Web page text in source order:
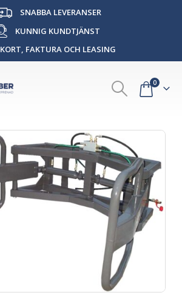
SNABBA LEVERANSER
KUNNIG KUNDTJÄNST
KORT, FAKTURA OCH LEASING
0